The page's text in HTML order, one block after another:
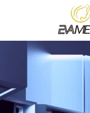
de
belleza